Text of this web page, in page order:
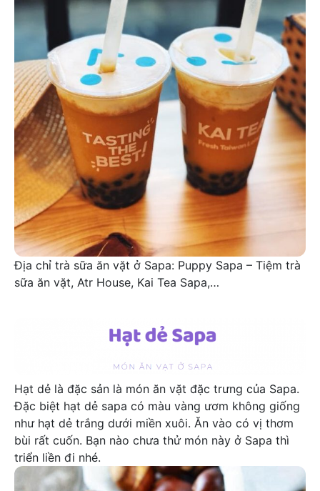
Địa chỉ trà sữa ăn vặt ở Sapa: Puppy Sapa – Tiệm trà
sữa ăn vặt, Atr House, Kai Tea Sapa,…
Hạt dẻ là đặc sản là món ăn vặt đặc trưng của Sapa.
Đặc biệt hạt dẻ sapa có màu vàng ươm không giống
như hạt dẻ trắng dưới miền xuôi. Ăn vào có vị thơm
bùi rất cuốn. Bạn nào chưa thử món này ở Sapa thì
triển liền đi nhé.